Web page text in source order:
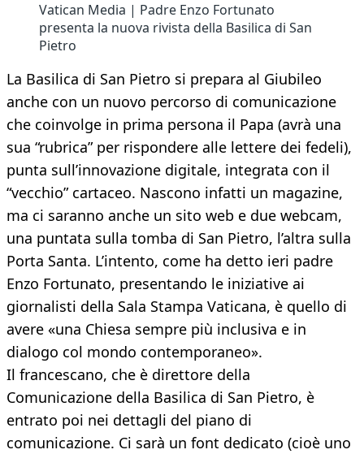
Vatican Media | Padre Enzo Fortunato
presenta la nuova rivista della Basilica di San
Pietro
La Basilica di San Pietro si prepara al Giubileo
anche con un nuovo percorso di comunicazione
che coinvolge in prima persona il Papa (avrà una
sua “rubrica” per rispondere alle lettere dei fedeli),
punta sull’innovazione digitale, integrata con il
“vecchio” cartaceo. Nascono infatti un magazine,
ma ci saranno anche un sito web e due webcam,
una puntata sulla tomba di San Pietro, l’altra sulla
Porta Santa. L’intento, come ha detto ieri padre
Enzo Fortunato, presentando le iniziative ai
giornalisti della Sala Stampa Vaticana, è quello di
avere «una Chiesa sempre più inclusiva e in
dialogo col mondo contemporaneo».
Il francescano, che è direttore della
Comunicazione della Basilica di San Pietro, è
entrato poi nei dettagli del piano di
comunicazione. Ci sarà un font dedicato (cioè uno